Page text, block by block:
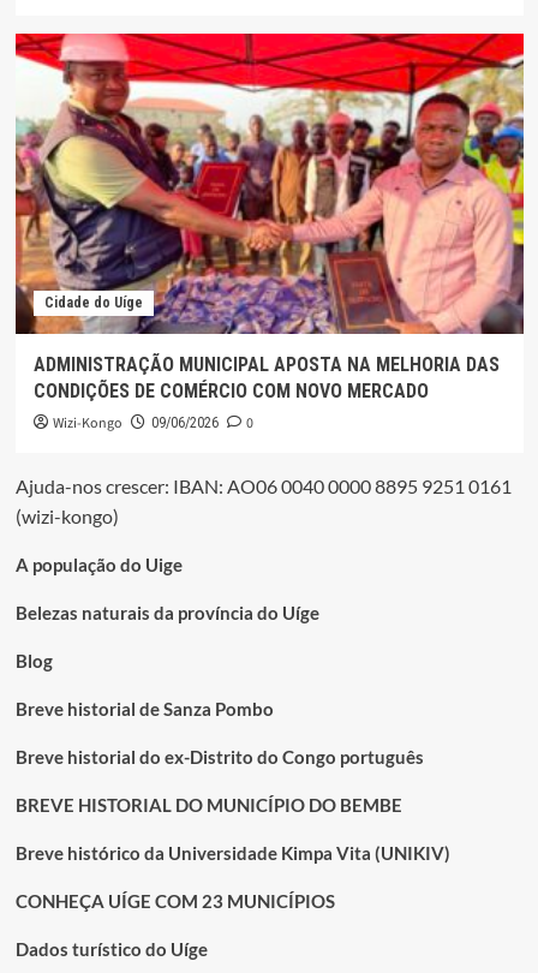
Cidade do Uíge
ADMINISTRAÇÃO MUNICIPAL APOSTA NA MELHORIA DAS
CONDIÇÕES DE COMÉRCIO COM NOVO MERCADO
Wizi-Kongo 09/06/2026 0
Ajuda-nos crescer: IBAN: AO06 0040 0000 8895 9251 0161
(wizi-kongo)
A população do Uige
Belezas naturais da província do Uíge
Blog
Breve historial de Sanza Pombo
Breve historial do ex-Distrito do Congo português
BREVE HISTORIAL DO MUNICÍPIO DO BEMBE
Breve histórico da Universidade Kimpa Vita (UNIKIV)
CONHEÇA UÍGE COM 23 MUNICÍPIOS
Dados turístico do Uíge